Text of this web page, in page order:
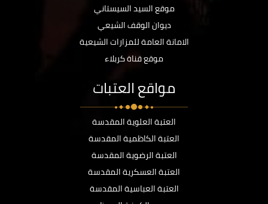
موقع السيد السيستاني
ديوان الوقف الشيعي
الامانة العامة للمزارات الشيعية
موقع قناة كربلاء
مواقع العتبات
العتبة العلوية المقدسة
العتبة الكاظمية المقدسة
العتبة الرضوية المقدسة
العتبة العسكرية المقدسة
العتبة العباسية المقدسة